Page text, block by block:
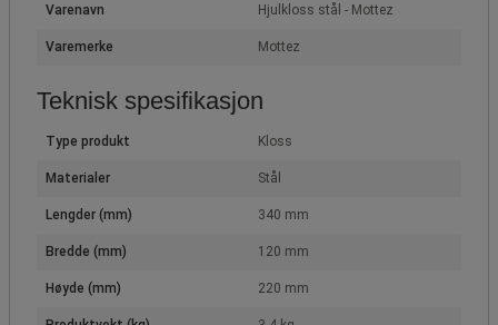
Varenavn Hjulkloss stål - Mottez
Varemerke Mottez
Teknisk spesifikasjon
Type produkt Kloss
Materialer Stål
Lengder (mm) 340 mm
Bredde (mm) 120 mm
Høyde (mm) 220 mm